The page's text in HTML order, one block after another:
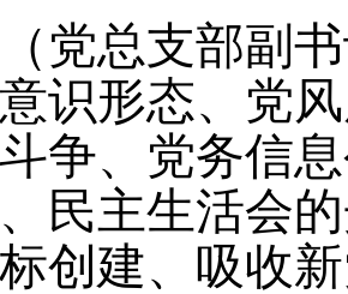
党总支部副
识形态、党
争、党务信
民主生活会
创建、吸收